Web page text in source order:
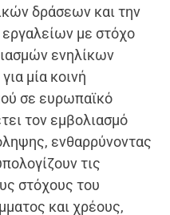
δράσεων και την
με στόχο
ενηλίκων
για μία κοινή
σε ευρωπαϊκό
τον εμβολιασμό
ενθαρρύνοντας
τις
στόχους του
και χρέους,